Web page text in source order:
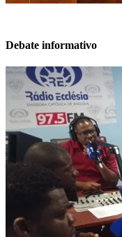
Debate informativo